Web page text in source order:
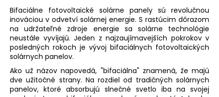
Bifaciálne fotovoltaické solárne panely sú revolučnou
inováciou v odvetví solárnej energie. S rastúcim dôrazom
na udržateľné zdroje energie sa solárne technológie
neustále vyvíjajú. Jeden z najzaujímavejších pokrokov v
posledných rokoch je vývoj bifaciálnych fotovoltaických
solárnych panelov.
Ako už názov napovedá, "bifaciálna" znamená, že majú
dve užitočné strany. Na rozdiel od tradičných solárnych
panelov, ktoré absorbujú slnečné svetlo iba na svojej
e
b
u
j
e
t
e
n